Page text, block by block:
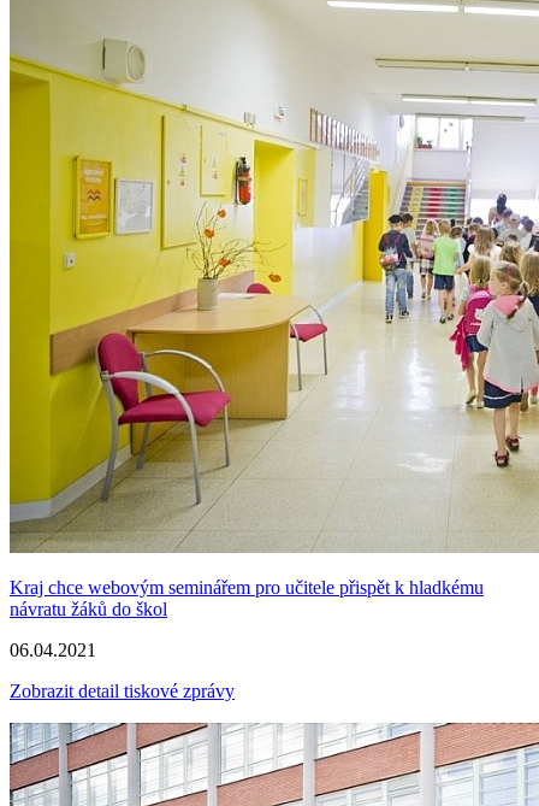
Kraj chce webovým seminářem pro učitele přispět k hladkému
návratu žáků do škol
06.04.2021
Zobrazit detail tiskové zprávy